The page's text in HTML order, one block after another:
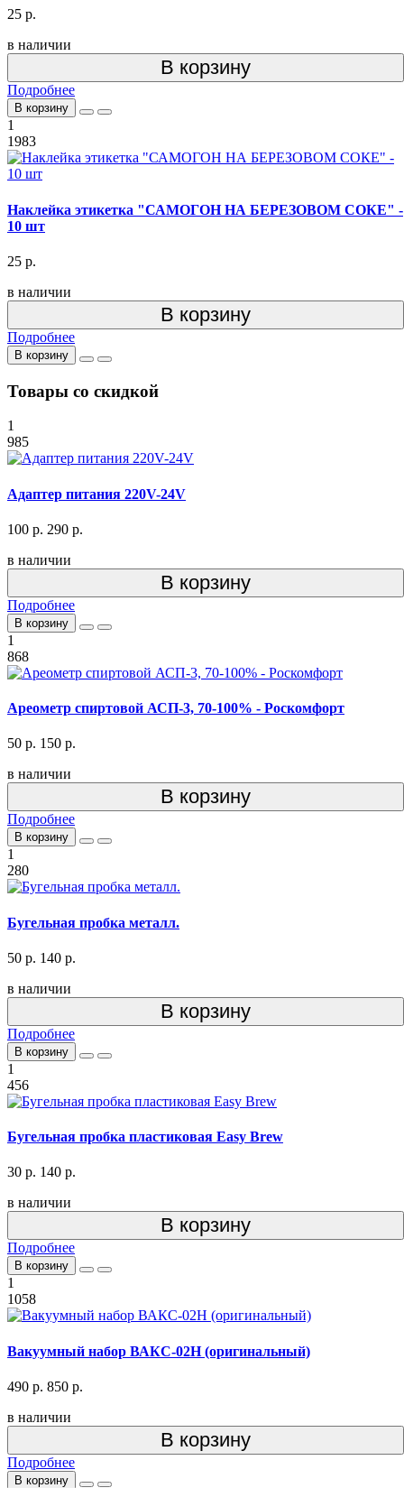
25 р.
в наличии
В корзину
Подробнее
В корзину
1
1983
Наклейка этикетка "САМОГОН НА БЕРЕЗОВОМ СОКЕ" -
10 шт
25 р.
в наличии
В корзину
Подробнее
В корзину
Товары со скидкой
1
985
Адаптер питания 220V-24V
100 р. 290 р.
в наличии
В корзину
Подробнее
В корзину
1
868
Ареометр спиртовой АСП-3, 70-100% - Роскомфорт
50 р. 150 р.
в наличии
В корзину
Подробнее
В корзину
1
280
Бугельная пробка металл.
50 р. 140 р.
в наличии
В корзину
Подробнее
В корзину
1
456
Бугельная пробка пластиковая Easy Brew
30 р. 140 р.
в наличии
В корзину
Подробнее
В корзину
1
1058
Вакуумный набор ВАКС-02Н (оригинальный)
490 р. 850 р.
в наличии
В корзину
Подробнее
В корзину